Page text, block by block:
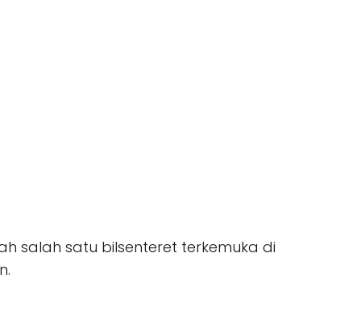
salah satu bilsenteret terkemuka di